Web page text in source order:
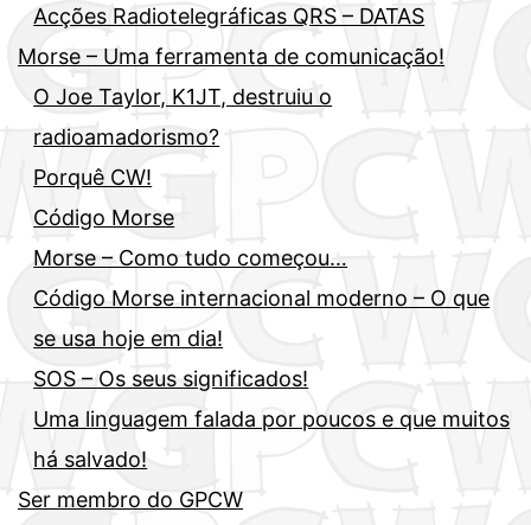
Acções Radiotelegráficas QRS – DATAS
Morse – Uma ferramenta de comunicação!
O Joe Taylor, K1JT, destruiu o
radioamadorismo?
Porquê CW!
Código Morse
Morse – Como tudo começou…
Código Morse internacional moderno – O que
se usa hoje em dia!
SOS – Os seus significados!
Uma linguagem falada por poucos e que muitos
há salvado!
Ser membro do GPCW